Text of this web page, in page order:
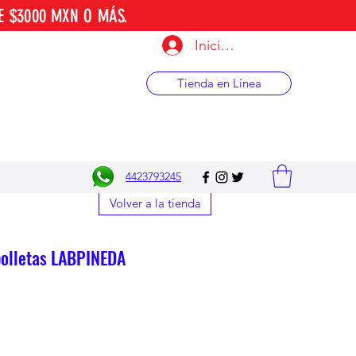
Iniciar sesión
Tienda en Línea
4423793245
$3000 MXN O MÁS.
Volver a la tienda
LABPINEDA